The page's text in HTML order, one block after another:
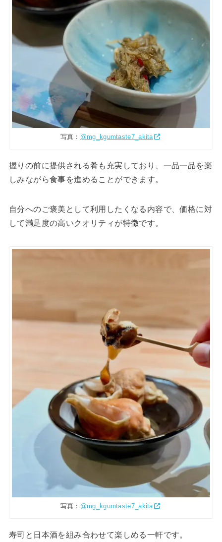
写真： @mg_kgumtaste7_akita
握りの前に提供される肴も充実しており、一品一品を楽
しみながら食事を進めることができます。
自分へのご褒美として利用したくなる内容で、価格に対
して満足度の高いクオリティが特徴です。
写真： @mg_kgumtaste7_akita
寿司と日本酒を組み合わせて楽しめる一軒です。